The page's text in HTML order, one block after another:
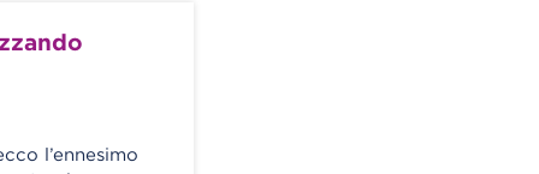
l’ennesimo